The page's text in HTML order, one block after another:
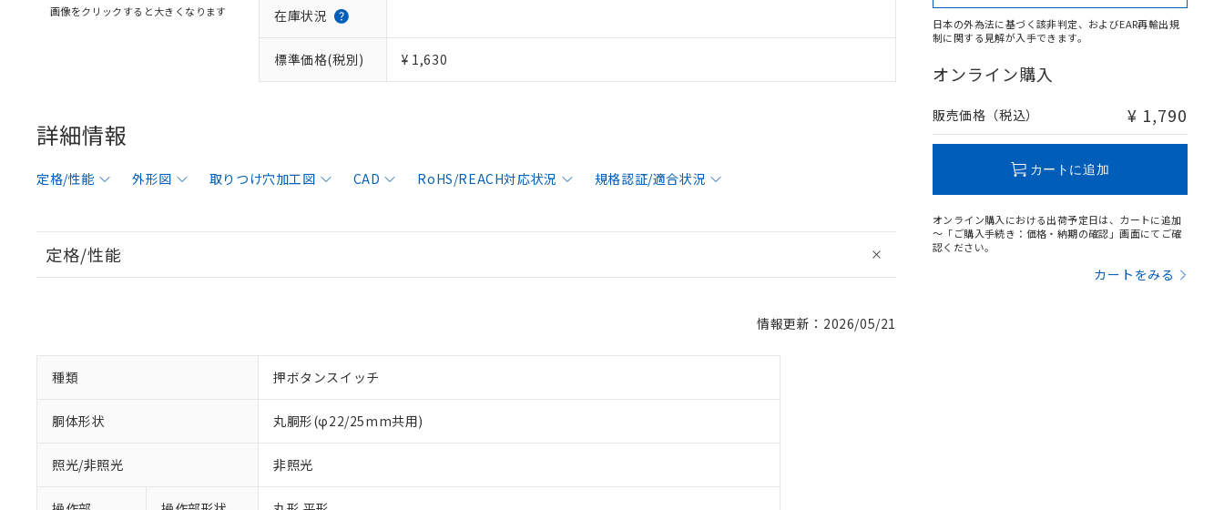
画像をクリックすると大きくなります 在庫状況
標準価格(税別) ¥ 1,630
詳細情報
定格/性能 外形図 取りつけ穴加工図 CAD RoHS/REACH対応状況 規格認証/適合状況
定格/性能
情報更新：2026/05/21
種類 押ボタンスイッチ
胴体形状 丸胴形(φ22/25mm共用)
照光/非照光 非照光
日本の外為法に基づく該非判定、およびEAR再輸出規
制に関する見解が入手できます。
オンライン購入
販売価格（税込） ¥ 1,790
カートに追加
オンライン購入における出荷予定日は、カートに追加
～「ご購入手続き：価格・納期の確認」画面にてご確
認ください。
カートをみる